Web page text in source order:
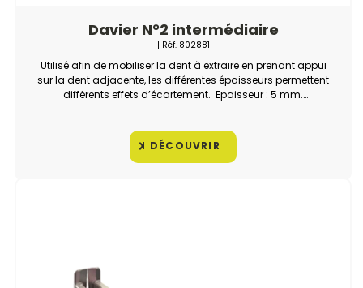
Davier N°2 intermédiaire
| Réf. 802881
Utilisé afin de mobiliser la dent à extraire en prenant appui
sur la dent adjacente, les différentes épaisseurs permettent
différents effets d’écartement. Epaisseur : 5 mm.
DÉCOUVRIR